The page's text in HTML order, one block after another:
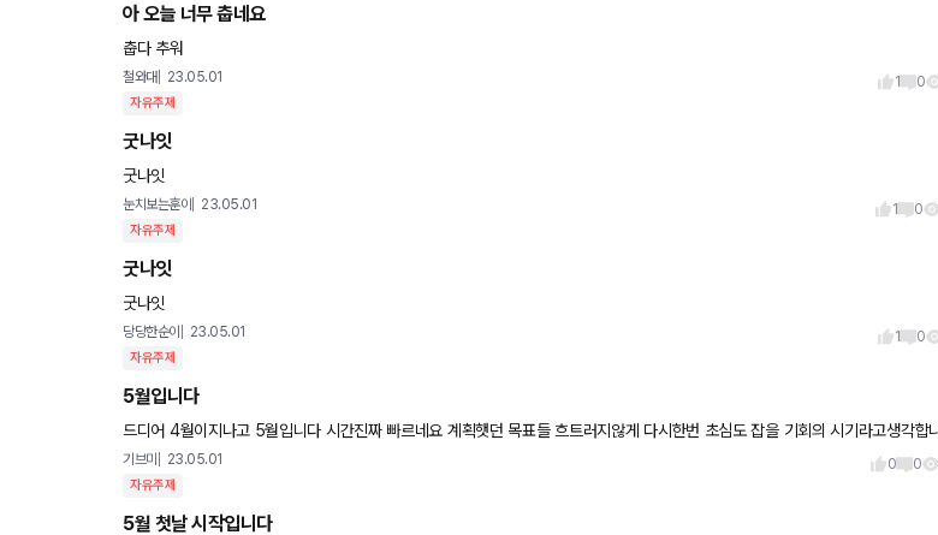
아 오늘 너무 춥네요
춥다 추워
철와대 23.05.01 1 0
자유주제
굿나잇
굿나잇
눈치보는훈이 23.05.01 1 0
자유주제
굿나잇
굿나잇
당당한순이 23.05.01 1 0
자유주제
5월입니다
드디어 4월이지나고 5월입니다 시간진짜 빠르네요 계획햇던 목표들 흐트러지않게 다시한번 초심도 잡을 기회의 시기라고생각합
앞으로 경제가 사회가 어케흘러갈진 모르겟지만 흔들리지말고 한해 끝까지 열심
기브미 23.05.01 0 0
자유주제
5월 첫날 시작입니다